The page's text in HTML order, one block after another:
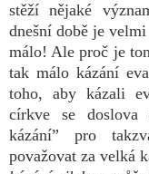
stěží nějaké
dnešní době je
málo! Ale proč je
tak málo kázání
toho, aby kázali
církve se doslova
kázání” pro
považovat za velká